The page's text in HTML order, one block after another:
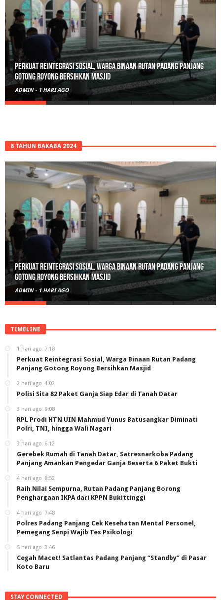
Perkuat Reintegrasi Sosial, Warga Binaan Rutan Padang Panjang
Gotong Royong Bersihkan Masjid
ADMIN - 1 HARI AGO
8 TAHUN BAKABA 2024
Perkuat Reintegrasi Sosial, Warga Binaan Rutan Padang Panjang
Gotong Royong Bersihkan Masjid
ADMIN - 1 HARI AGO
TIMELINE
1 hari ago 7:18
Perkuat Reintegrasi Sosial, Warga Binaan Rutan Padang
Panjang Gotong Royong Bersihkan Masjid
2 hari ago 4:02
Polisi Sita 82 Paket Ganja Siap Edar di Tanah Datar
3 hari ago 9:08
RPL Prodi HTN UIN Mahmud Yunus Batusangkar Diminati
Polri, TNI, hingga Wali Nagari
3 hari ago 6:12
Gerebek Rumah di Tanah Datar, Satresnarkoba Padang
Panjang Amankan Pengedar Ganja Beserta 6 Paket Bukti
4 hari ago 8:52
Raih Nilai Sempurna, Rutan Padang Panjang Borong
Penghargaan IKPA dari KPPN Bukittinggi
4 hari ago 7:48
Polres Padang Panjang Cek Kesehatan Mental Personel,
Pemegang Senpi Wajib Tes Psikologi
5 hari ago 3:46
Cegah Macet! Satlantas Padang Panjang “Standby” di Pasar
Koto Baru
STAY CONNECTED